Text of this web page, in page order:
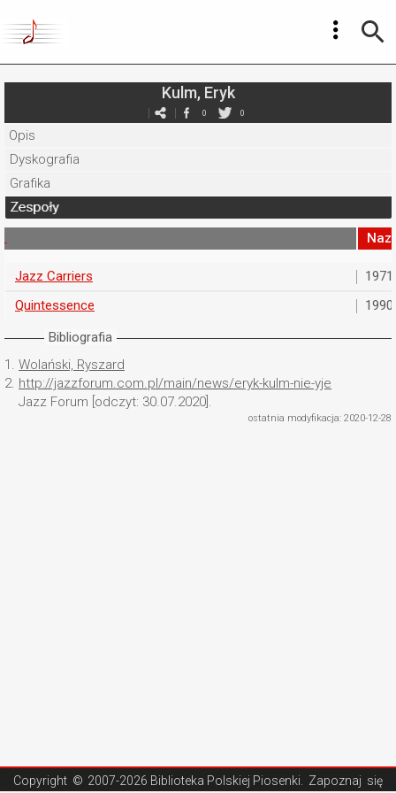
Kulm, Eryk
0 0
Opis
Dyskografia
Grafika
Zespoły
Jazz Carriers
1971
Quintessence
1990
Bibliografia
1. Wolański, Ryszard
2. http://jazzforum.com.pl/main/news/eryk-kulm-nie-yje
Jazz Forum [odczyt: 30.07.2020].
ostatnia modyfikacja: 2020-12-28
Copyright © 2007-2026 Biblioteka Polskiej Piosenki . Zapoznaj się